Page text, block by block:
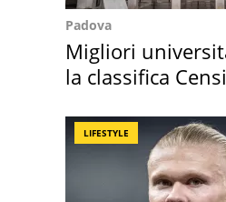
Padova
Migliori
la classifica
LIFESTYLE